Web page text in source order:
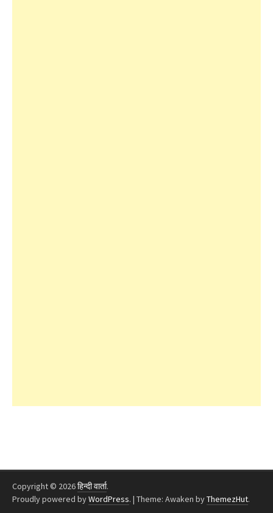
Copyright © 2026हिन्दी वार्ता.
Proudly powered byWordPress. | Theme: Awaken byThemezHut.